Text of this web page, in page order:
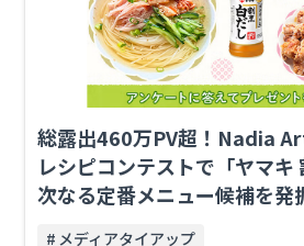
総露出460万PV超！Nadia
レシピコンテストで「ヤマキ
次なる定番メニュー候補を発
メディアタイアップ